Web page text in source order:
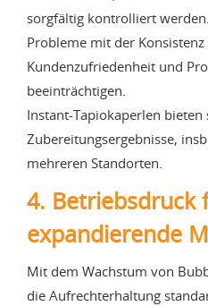
sorgfältig kontrolliert werden.
Probleme mit der
Kundenzufriedenheit und
beeinträchtigen.
Instant-Tapiokaperlen bieten
Zubereitungsergebnisse,
mehreren Standorten.
4. Betriebsdruck
expandierende
Mit dem Wachstum von
die Aufrechterhaltung